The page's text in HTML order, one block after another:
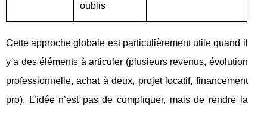
oublis
Cette approche globale est particulièrement utile quand il
y a des éléments à articuler (plusieurs revenus, évolution
professionnelle, achat à deux, projet locatif, financement
pro). L’idée n’est pas de compliquer, mais de rendre la